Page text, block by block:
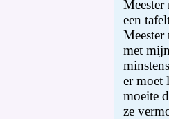
Meester
een
Meester
met
er moet
moeite
ze